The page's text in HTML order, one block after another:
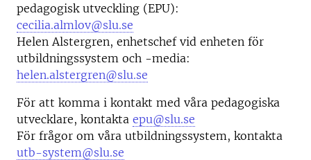
pedagogisk utveckling (EPU):
cecilia.almlov@slu.se
Helen Alstergren, enhetschef vid enheten för
utbildningssystem och -media:
helen.alstergren@slu.se
För att komma i kontakt med våra pedagogiska
utvecklare, kontakta epu@slu.se
För frågor om våra utbildningssystem, kontakta
utb-system@slu.se